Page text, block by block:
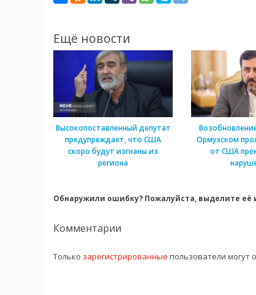
Ещё новости
Высокопоставленный депутат
предупреждает, что США
скоро будут изгнаны из
региона
Ормузском
от США
Обнаружили ошибку? Пожалуйста, выделите
Комментарии
Только зарегистрированные пользователи могут